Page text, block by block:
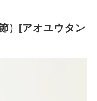
）[アオユウタン